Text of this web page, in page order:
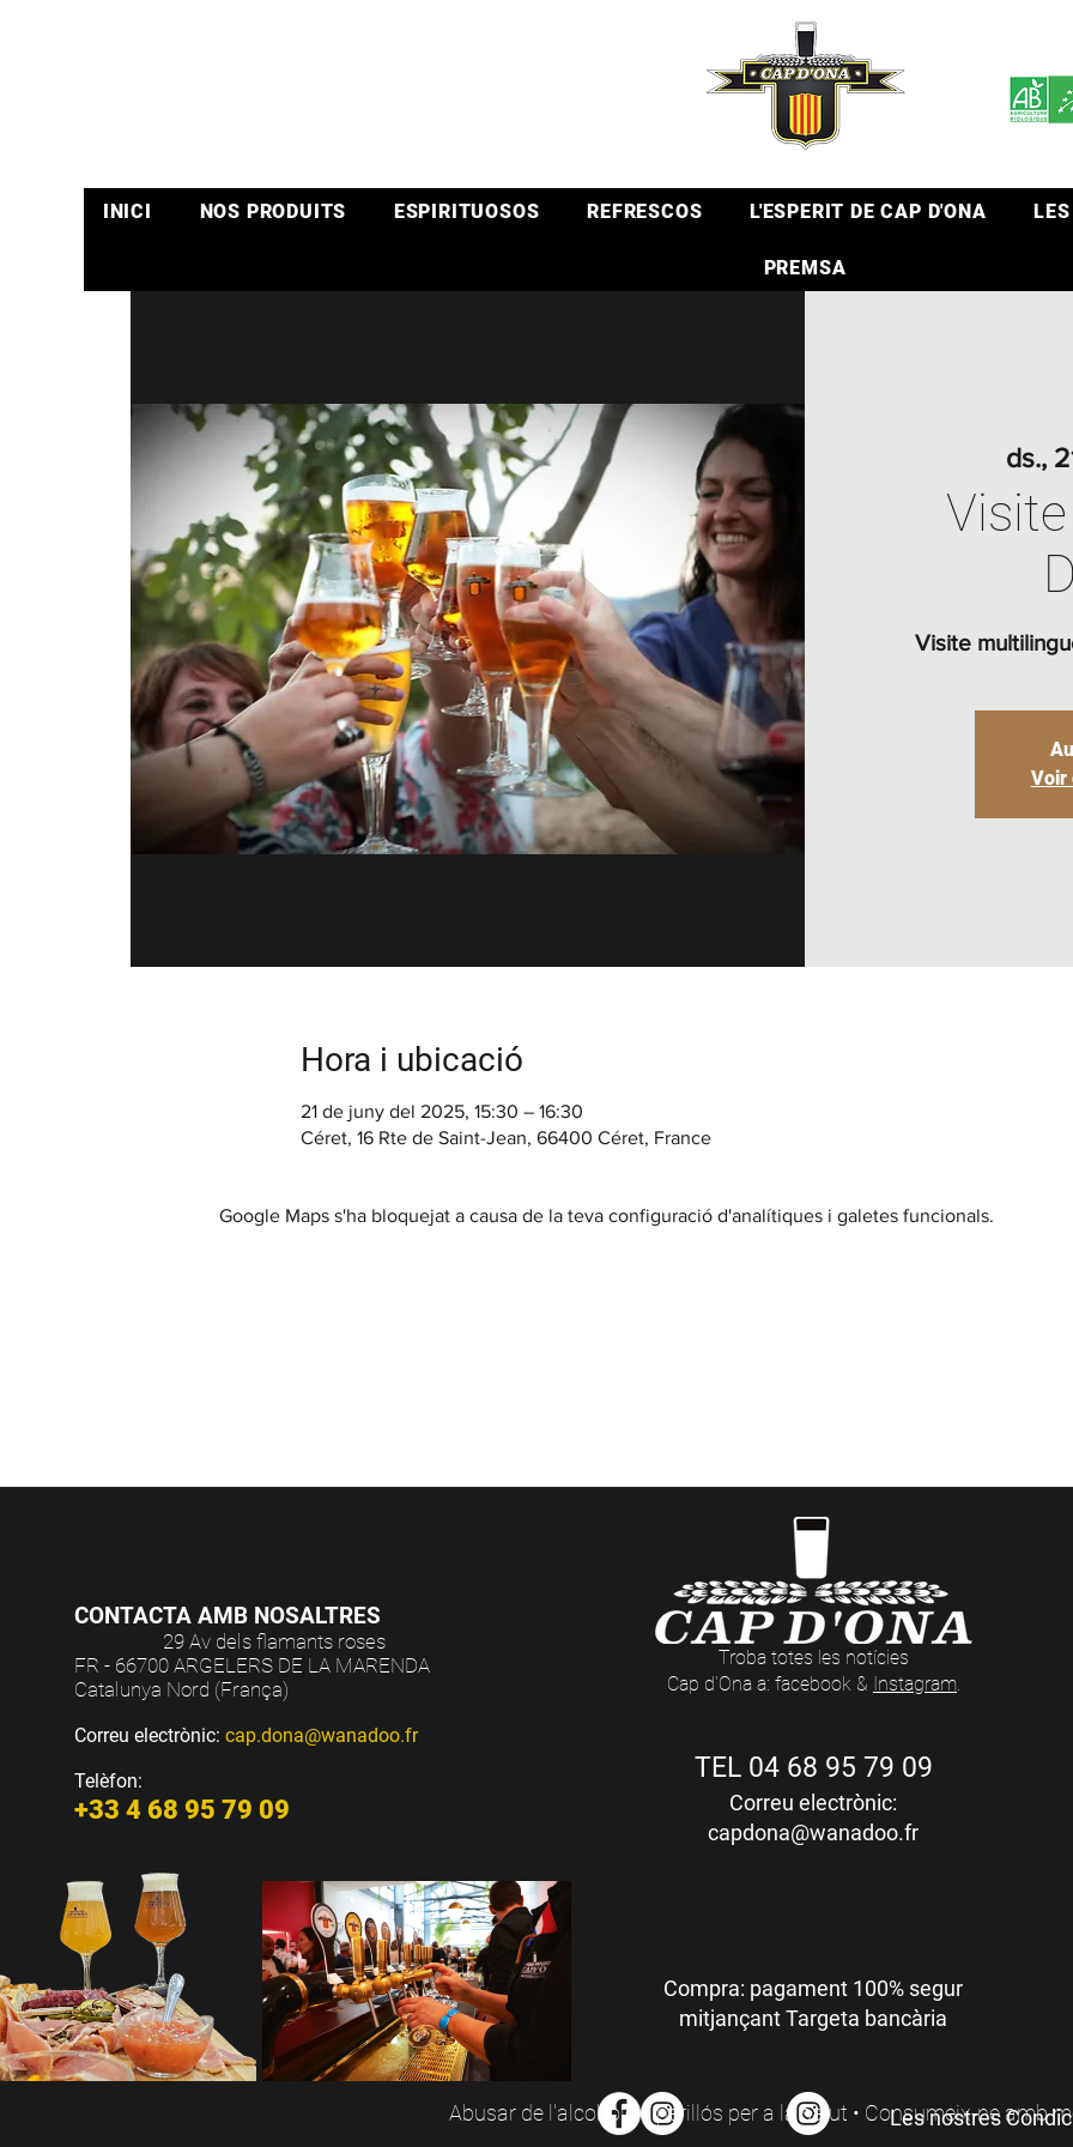
INICI NOS PRODUITS ESPIRITUOSOS REFRESCOS L'ESPERIT DE CAP D'ONA
PREMSA
ds.,
Visite
Voir
Hora i ubicació
21 de juny del 2025, 15:30 – 16:30
Céret, 16 Rte de Saint-Jean, 66400 Céret, France
Google Maps s'ha bloquejat a causa de la teva configuració d'analítiques i galetes funcionals.
CONTACTA AMB NOSALTRES
29 Av dels flamants roses
FR - 66700 ARGELERS DE LA MARENDA
Catalunya Nord (França)
Correu electrònic: cap.dona@wanadoo.fr
Telèfon:
+33 4 68 95 79 09
Troba totes les notícies
Cap d'Ona a: facebook & Instagram
TEL 04 68 95 79 09
Correu electrònic:
capdona@wanadoo.fr
Compra: pagament 100% segur
mitjançant Targeta bancària
Abusar de l'alcohol és perillós per a la salut • Consumeix-ne amb
Les nostres